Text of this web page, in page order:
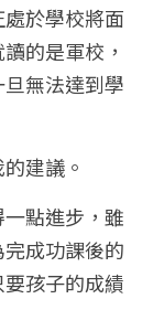
於學校將面
的是軍校，
無法達到學
建議。
點進步，雖
成功課後的
孩子的成績